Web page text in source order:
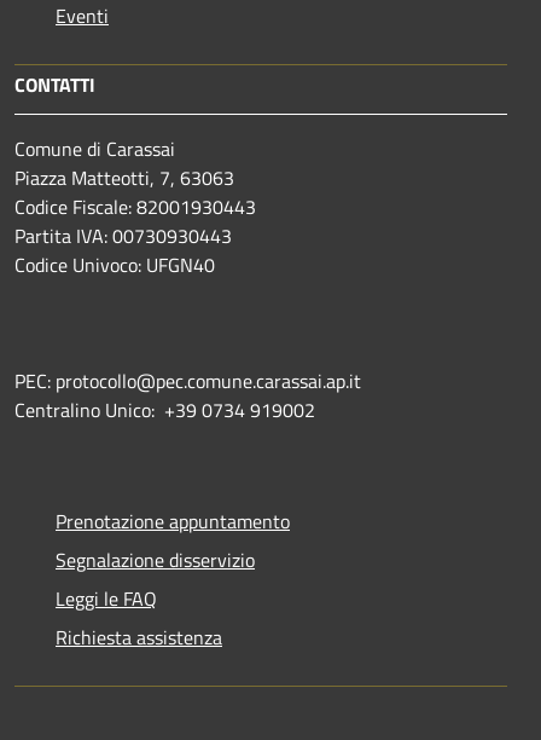
Eventi
CONTATTI
Comune di Carassai
Piazza Matteotti, 7, 63063
Codice Fiscale: 82001930443
Partita IVA: 00730930443
Codice Univoco: UFGN40
PEC: protocollo@pec.comune.carassai.ap.it
Centralino Unico: +39 0734 919002
Prenotazione appuntamento
Segnalazione disservizio
Leggi le FAQ
Richiesta assistenza